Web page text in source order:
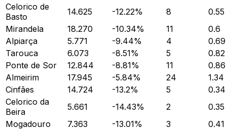
Celorico de
Basto
14.625 -12.22% 8
0.55
Mirandela
18.270 -10.34% 11
0.6
Alpiarça
5.771 -9.44% 4
0.69
Tarouca
6.073 -8.51% 5
0.82
Ponte de Sor
12.844 -8.81% 11
0.86
Almeirim
17.945 -5.84% 24
1.34
Cinfães
14.724 -13.2% 5
0.34
Celorico da
Beira
5.661 -14.43% 2
0.35
Mogadouro
7.363 -13.01% 3
0.41